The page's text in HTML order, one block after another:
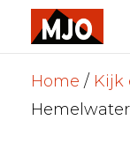
Skip
Home / Kijk